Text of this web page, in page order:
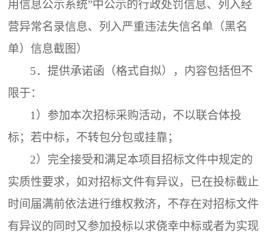
用信息公示系统”中公示的行政处罚信息、列入经
营异常名录信息、列入严重违法失信名单（黑名
单）信息截图）
5．提供承诺函（格式自拟），内容包括但不
限于：
1）参加本次招标采购活动，不以联合体投
标；若中标，不转包分包或挂靠；
2）完全接受和满足本项目招标文件中规定的
实质性要求，如对招标文件有异议，已在投标截止
时间届满前依法进行维权救济，不存在对招标文件
有异议的同时又参加投标以求侥幸中标或者为实现